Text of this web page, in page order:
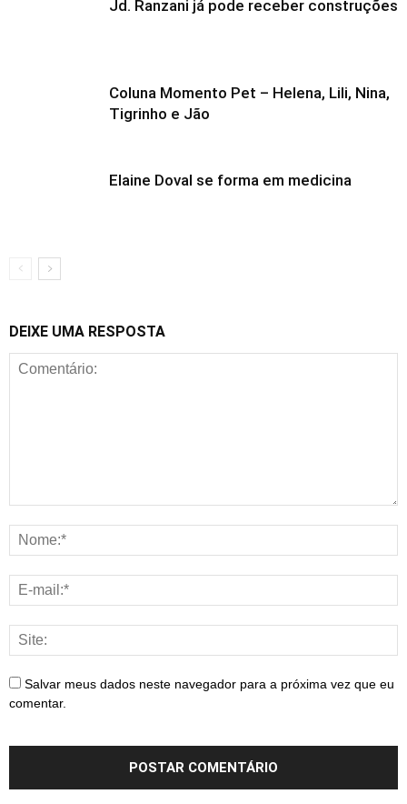
Jd. Ranzani já pode receber construções
Coluna Momento Pet – Helena, Lili, Nina,
Tigrinho e Jão
Elaine Doval se forma em medicina
DEIXE UMA RESPOSTA
Salvar meus dados neste navegador para a próxima vez que eu
comentar.